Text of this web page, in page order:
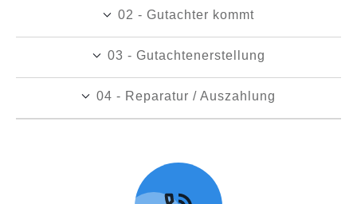
02 - Gutachter kommt
03 - Gutachtenerstellung
04 - Reparatur / Auszahlung